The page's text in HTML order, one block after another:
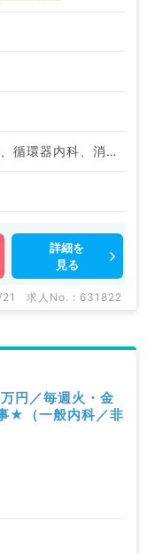
呼吸器外科、一般内科、循環器内科、消化器内科、外科系全般、一般外科、消化器外科
詳細を
見る
求人No. : 631822
円／毎週火・金
★（一般内科／非